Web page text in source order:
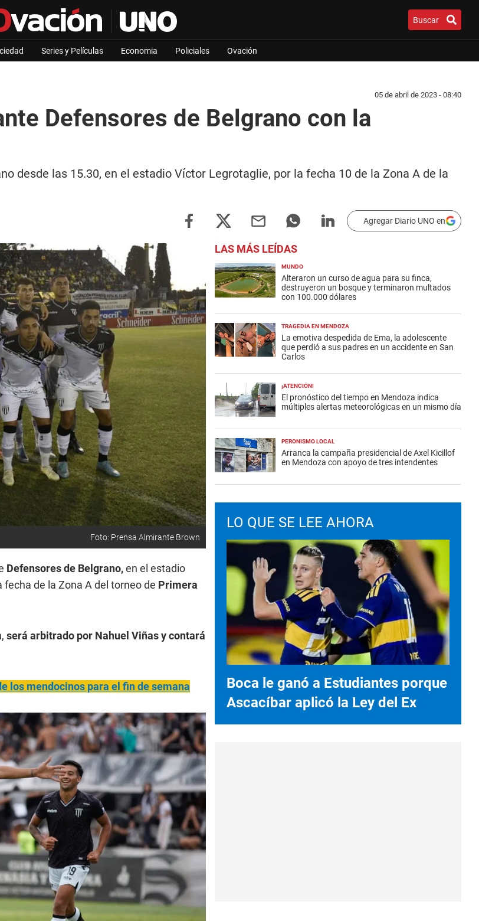
Buscar
Series y Películas Economia Policiales Ovación
05 de abril de 2023 - 08:40
Defensores de Belgrano con la
desde las 15.30, en el estadio Víctor Legrotaglie, por la fecha 10 de la Zona A de la
Agregar Diario UNO en
Foto: Prensa Almirante Brown
Defensores de Belgrano,en el estadio
de la Zona A del torneo de Primera
será arbitrado por Nahuel Viñas y contará
los mendocinos para el fin de semana
LAS MÁS LEÍDAS
MUNDO
Alteraron un curso de agua para su finca,
destruyeron un bosque y terminaron multados
con 100.000 dólares
TRAGEDIA EN MENDOZA
La emotiva despedida de Ema, la adolescente
que perdió a sus padres en un accidente en San
Carlos
¡ATENCIÓN!
El pronóstico del tiempo en Mendoza indica
múltiples alertas meteorológicas en un mismo día
PERONISMO LOCAL
Arranca la campaña presidencial de Axel Kicillof
en Mendoza con apoyo de tres intendentes
LO QUE SE LEE AHORA
Boca le ganó a Estudiantes porque
Ascacíbar aplicó la Ley del Ex